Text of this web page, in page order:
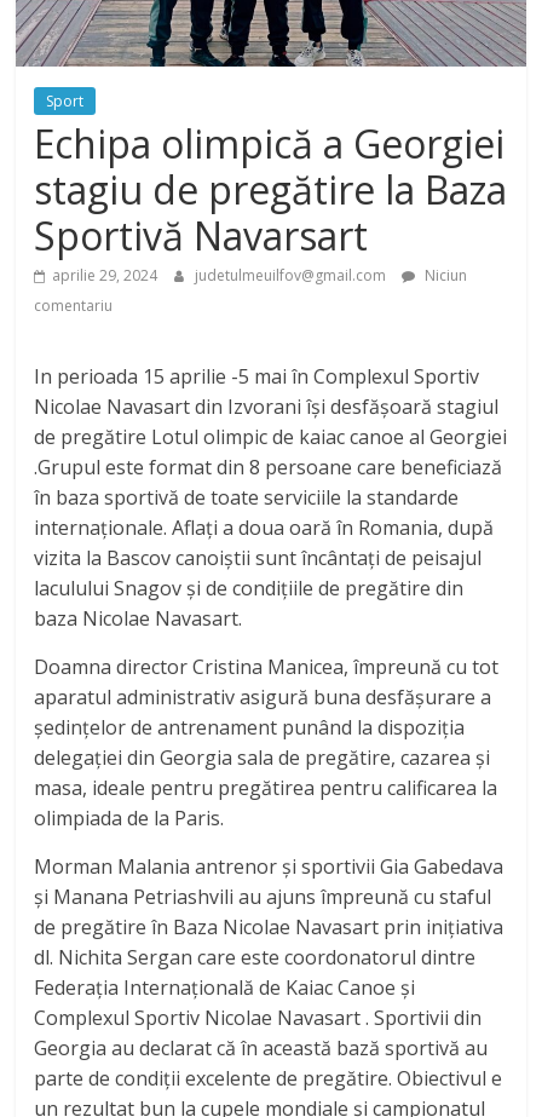
Sport
Echipa olimpică a Georgiei
stagiu de pregătire la Baza
Sportivă Navarsart
aprilie 29, 2024 judetulmeuilfov@gmail.com
Niciun
comentariu
In perioada 15 aprilie -5 mai în Complexul Sportiv
Nicolae Navasart din Izvorani își desfășoară stagiul
de pregătire Lotul olimpic de kaiac canoe al Georgiei
.Grupul este format din 8 persoane care beneficiază
în baza sportivă de toate serviciile la standarde
internaționale. Aflați a doua oară în Romania, după
vizita la Bascov canoiștii sunt încântați de peisajul
laculului Snagov și de condițiile de pregătire din
baza Nicolae Navasart.
Doamna director Cristina Manicea, împreună cu tot
aparatul administrativ asigură buna desfășurare a
ședințelor de antrenament punând la dispoziția
delegației din Georgia sala de pregătire, cazarea și
masa, ideale pentru pregătirea pentru calificarea la
olimpiada de la Paris.
Morman Malania antrenor și sportivii Gia Gabedava
și Manana Petriashvili au ajuns împreună cu staful
de pregătire în Baza Nicolae Navasart prin inițiativa
dl. Nichita Sergan care este coordonatorul dintre
Federația Internațională de Kaiac Canoe și
Complexul Sportiv Nicolae Navasart . Sportivii din
Georgia au declarat că în această bază sportivă au
parte de condiții excelente de pregătire. Obiectivul e
un rezultat bun la cupele mondiale și campionatul